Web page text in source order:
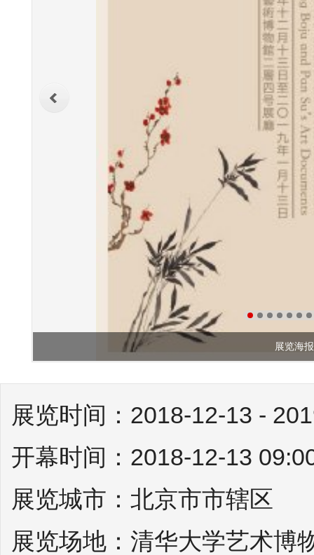
展览海报
展览时间：2018-12-13 -
开幕时间：2018-12-13
展览城市：北京市市辖区
展览场地：清华大学艺术博